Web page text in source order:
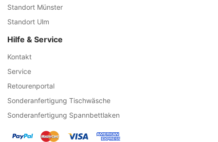
Standort Münster
Standort Ulm
Hilfe & Service
Kontakt
Service
Retourenportal
Sonderanfertigung Tischwäsche
Sonderanfertigung Spannbettlaken